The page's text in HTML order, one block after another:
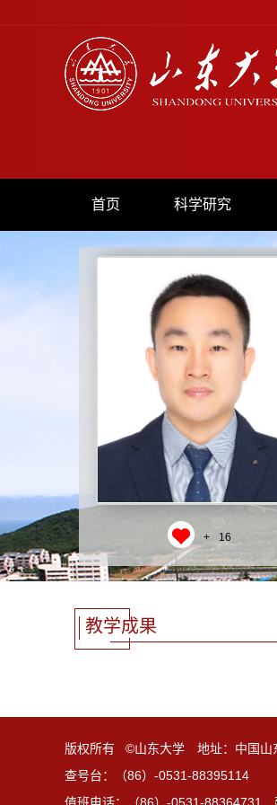
首页 科学研究
+ 16
教学成果
版权所有 ©山东大学 地址：中国
查号台：（86）-0531-88395114